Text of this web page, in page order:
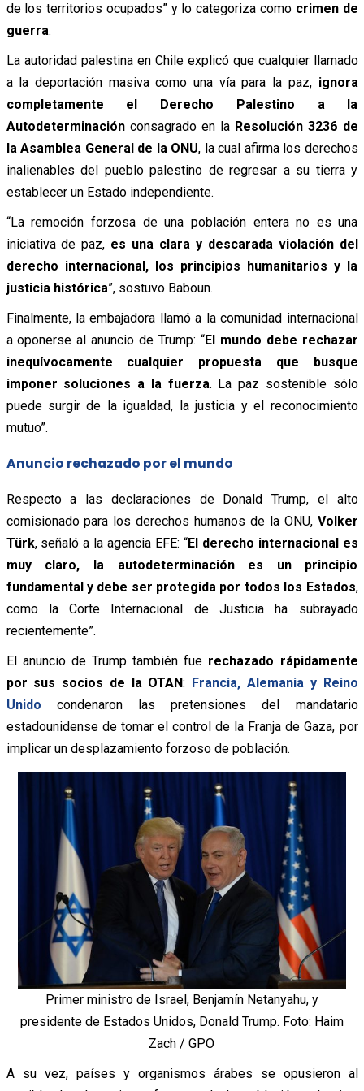
de los territorios ocupados” y lo categoriza como crimen de
guerra.
La autoridad palestina en Chile explicó que cualquier llamado
a la deportación masiva como una vía para la paz,ignora
completamente el Derecho Palestino a la
Autodeterminaciónconsagrado en la Resolución 3236 de
la Asamblea General de la ONU, la cual afirma los derechos
inalienables del pueblo palestino de regresar a su tierra y
establecer un Estado independiente.
“La remoción forzosa de una población entera no es una
iniciativa de paz, es una clara y descarada violación del
derecho internacional, los principios humanitarios y la
justicia histórica”, sostuvo Baboun.
Finalmente, la embajadora llamó a la comunidad internacional
a oponerse al anuncio de Trump: “El mundo debe rechazar
inequívocamente cualquier propuesta que busque
imponer soluciones a la fuerza. La paz sostenible sólo
puede surgir de la igualdad, la justicia y el reconocimiento
mutuo”.
Anuncio rechazado por el mundo
Respecto a las declaraciones de Donald Trump, el alto
comisionado para los derechos humanos de la ONU,Volker
Türk, señaló a la agencia EFE: “El derecho internacional es
muy claro, la autodeterminación es un principio
fundamental y debe ser protegida por todos los Estados,
como la Corte Internacional de Justicia ha subrayado
recientemente”.
El anuncio de Trump también fue rechazado rápidamente
por sus socios de la OTAN:
Francia, Alemania y Reino
Unido condenaron las pretensiones del mandatario
estadounidense de tomar el control de la Franja de Gaza, por
implicar un desplazamiento forzoso de población.
Primer ministro de Israel, Benjamín Netanyahu, y
presidente de Estados Unidos, Donald Trump. Foto: Haim
Zach / GPO
A su vez, países y organismos árabes se opusieron al